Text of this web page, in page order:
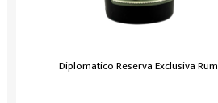
Diplomatico Reserva Exclusiva Rum